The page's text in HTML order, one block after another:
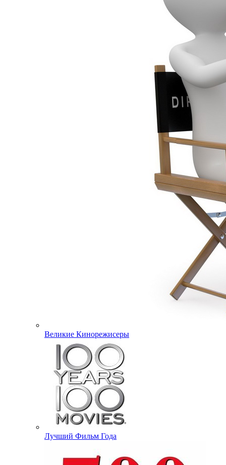
Великие Кинорежисеры
Лучший Фильм Года